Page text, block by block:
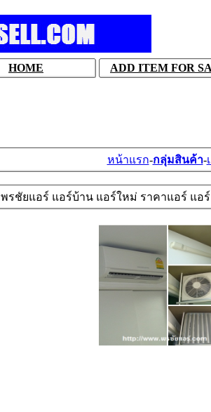
HOME ADD ITEM FOR
หน้าแรก-กลุ่มสินค้า-
พรชัยแอร์ แอร์บ้าน แอร์ใหม่ ราคาแอร์ แอ